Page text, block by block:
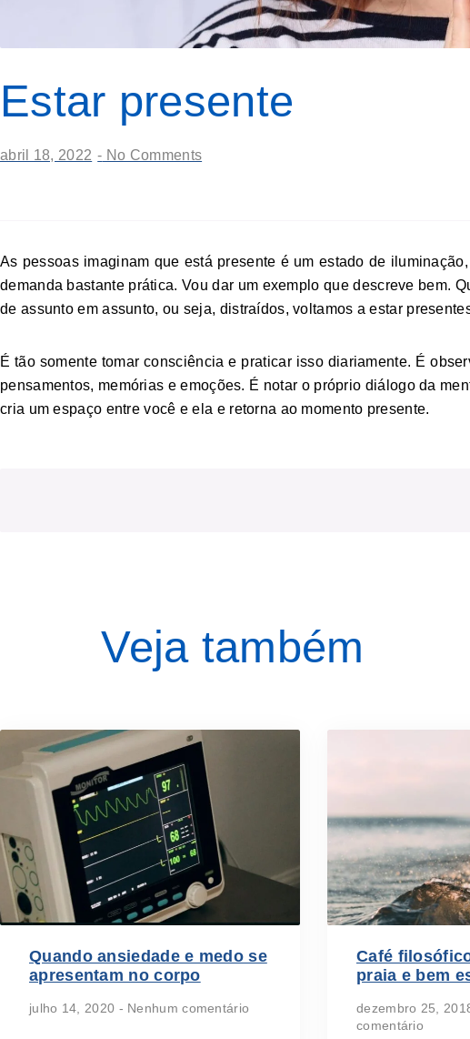
Estar presente
abril 18, 2022 - No Comments
As pessoas imaginam que está presente é um estado de
demanda bastante prática. Vou dar um exemplo que descreve bem.
de assunto em assunto, ou seja, distraídos, voltamos a estar
É tão somente tomar consciência e praticar isso diariamente. É
pensamentos, memórias e emoções. É notar o próprio diálogo da
cria um espaço entre você e ela e retorna ao momento presente.
Veja também
Quando ansiedade e medo se
apresentam no corpo
julho 14, 2020 Nenhum comentário
Café
praia e bem
dezembro 25,
comentário